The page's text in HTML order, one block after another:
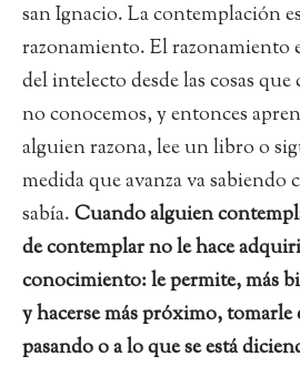
san Ignacio. La contemplación
razonamiento. El razonamiento
del intelecto desde las cosas
no conocemos, y entonces
alguien razona, lee un libro o
medida que avanza va sabiendo
sabía.Cuando alguien
de contemplar no le hace
conocimiento: le permite, más
y hacerse más próximo, tomarle
pasando o a lo que se está